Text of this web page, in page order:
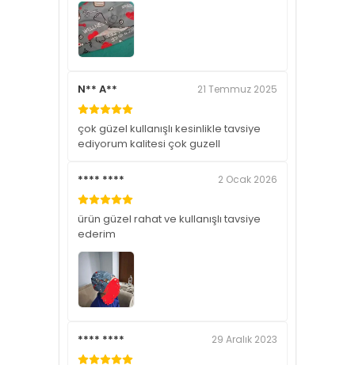
N** A** 21 Temmuz 2025
çok güzel kullanışlı kesinlikle tavsiye
ediyorum kalitesi çok guzell
**** **** 2 Ocak 2026
ürün güzel rahat ve kullanışlı tavsiye
ederim
**** **** 29 Aralık 2023